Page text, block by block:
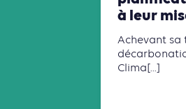
à leur
Achevant sa
Clima[...]